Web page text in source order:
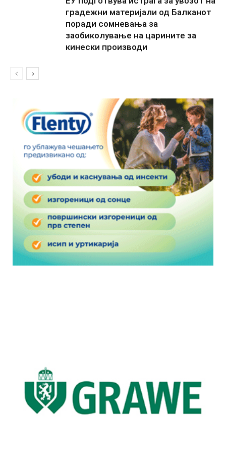
градежни материјали од Балканот
поради сомневања за
заобиколување на царините за
кинески производи